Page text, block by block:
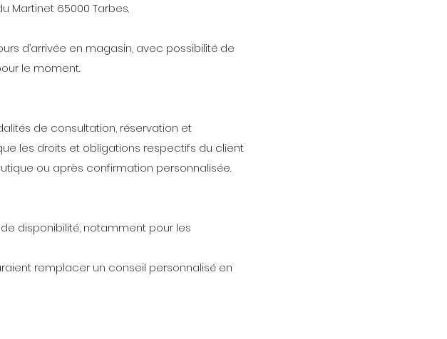
Martinet 65000 Tarbes.
d’arrivée en magasin, avec possibilité de
le moment.
de consultation, réservation et
les droits et obligations respectifs du client
ou après confirmation personnalisée.
disponibilité, notamment pour les
remplacer un conseil personnalisé en